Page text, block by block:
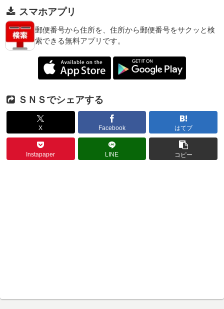
スマホアプリ
郵便番号から住所を、住所から郵便番号をサクッと検
索できる無料アプリです。
ＳＮＳでシェアする
X Facebook はてブ
Instapaper LINE コピー